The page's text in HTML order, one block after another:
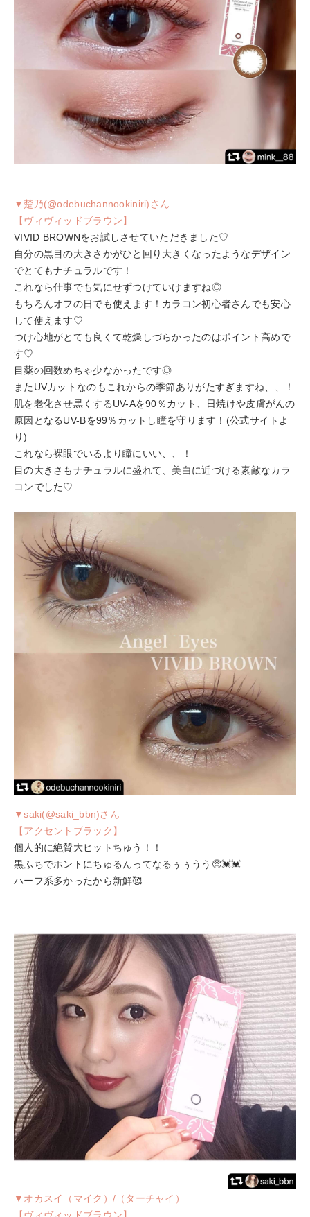
▼楚乃(@odebuchannookiniri)さん
【ヴィヴィッドブラウン】
VIVID BROWNをお試しさせていただきました♡
自分の黒目の大きさかがひと回り大きくなったようなデザイン
でとてもナチュラルです！
これなら仕事でも気にせずつけていけますね◎
もちろんオフの日でも使えます！カラコン初心者さんでも安心
して使えます♡
つけ心地がとても良くて乾燥しづらかったのはポイント高めで
す♡
目薬の回数めちゃ少なかったです◎
またUVカットなのもこれからの季節ありがたすぎますね、、！
肌を老化させ黒くするUV-Aを90％カット、日焼けや皮膚がんの
原因となるUV-Bを99％カットし瞳を守ります！(公式サイトよ
り)
これなら裸眼でいるより瞳にいい、、！
目の大きさもナチュラルに盛れて、美白に近づける素敵なカラ
コンでした♡
▼saki(@saki_bbn)さん
【アクセントブラック】
個人的に絶賛大ヒットちゅう！！
黒ふちでホントにちゅるんってなるぅぅうう🥺💓💓
ハーフ系多かったから新鮮🥰
▼オカスイ（マイク）/（ターチャイ）